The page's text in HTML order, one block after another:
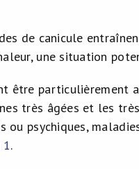
de canicule
une situation
être particulièrement
très âgées et les
psychiques,
.